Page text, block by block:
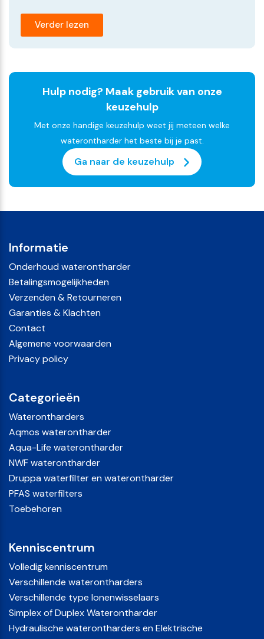
Verder lezen
Hulp nodig? Maak gebruik van onze
keuzehulp
Met onze handige keuzehulp weet jij meteen welke
waterontharder het beste bij je past.
Ga naar de keuzehulp
Informatie
Onderhoud waterontharder
Betalingsmogelijkheden
Verzenden & Retourneren
Garanties & Klachten
Contact
Algemene voorwaarden
Privacy policy
Categorieën
Waterontharders
Aqmos waterontharder
Aqua-Life waterontharder
NWF waterontharder
Druppa waterfilter en waterontharder
PFAS waterfilters
Toebehoren
Kenniscentrum
Volledig kenniscentrum
Verschillende waterontharders
Verschillende type Ionenwisselaars
Simplex of Duplex Waterontharder
Hydraulische waterontharders en Elektrische